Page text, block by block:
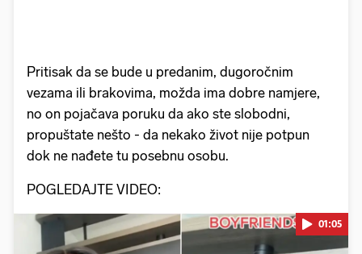
Pritisak da se bude u predanim, dugoročnim
vezama ili brakovima, možda ima dobre namjere,
no on pojačava poruku da ako ste slobodni,
propuštate nešto - da nekako život nije potpun
dok ne nađete tu posebnu osobu.
POGLEDAJTE VIDEO:
01:05